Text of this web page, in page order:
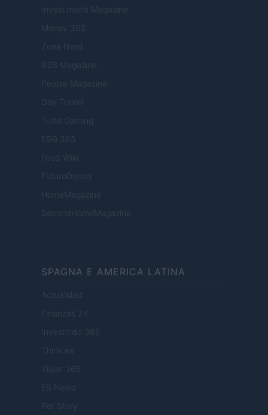
Investimenti Magazine
Money 365
Zona Nerd
B2B Magazine
People Magazine
Day Travel
Tutto Gaming
ESG 365
Food Wiki
FuturoDonna
HomeMagazine
SecondHomeMagazine
SPAGNA E AMERICA LATINA
Actualidad
Finanzas 24
Investindo 365
Think.es
Viajar 365
ES Newz
Pet Story